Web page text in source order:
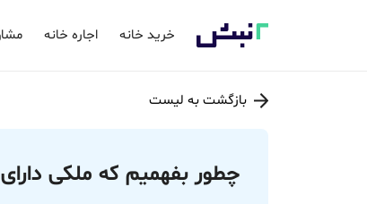
خرید خانه اجاره خانه
بازگشت به لیست
چطور بفهمیم که ملکی